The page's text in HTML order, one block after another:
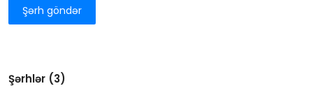
Şərh göndər
Şərhlər (3)